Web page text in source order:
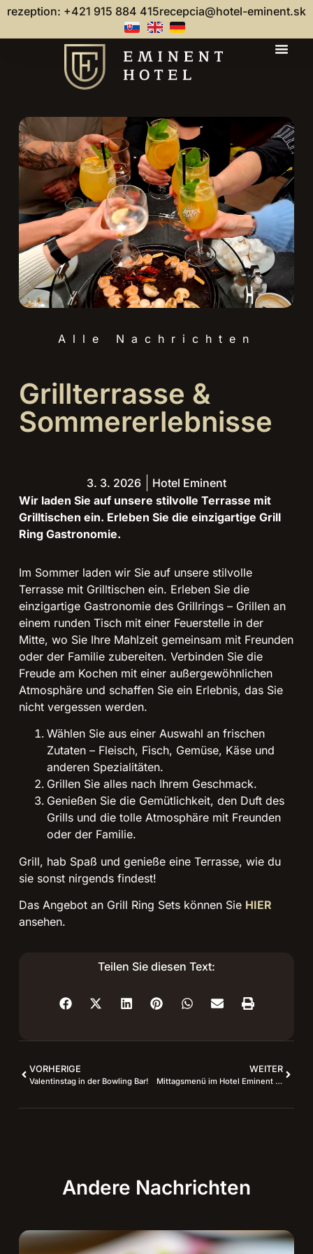
rezeption: +421 915 884 415recepcia@hotel-eminent.sk
Alle Nachrichten
Grillterrasse &
Sommererlebnisse
3. 3. 2026
Hotel Eminent
Wir laden Sie auf unsere stilvolle Terrasse mit
Grilltischen ein. Erleben Sie die einzigartige Grill
Ring Gastronomie.
Im Sommer laden wir Sie auf unsere stilvolle
Terrasse mit Grilltischen ein. Erleben Sie die
einzigartige Gastronomie des Grillrings – Grillen an
einem runden Tisch mit einer Feuerstelle in der
Mitte, wo Sie Ihre Mahlzeit gemeinsam mit Freunden
oder der Familie zubereiten. Verbinden Sie die
Freude am Kochen mit einer außergewöhnlichen
Atmosphäre und schaffen Sie ein Erlebnis, das Sie
nicht vergessen werden.
Wählen Sie aus einer Auswahl an frischen
Zutaten – Fleisch, Fisch, Gemüse, Käse und
anderen Spezialitäten.
Grillen Sie alles nach Ihrem Geschmack.
Genießen Sie die Gemütlichkeit, den Duft des
Grills und die tolle Atmosphäre mit Freunden
oder der Familie.
Grill, hab Spaß und genieße eine Terrasse, wie du
sie sonst nirgends findest!
Das Angebot an Grill Ring Sets können Sie HIER
ansehen.
Teilen Sie diesen Text:
VORHERIGE
Valentinstag in der Bowling Bar!
WEITER
Mittagsmenü im Hotel Eminent ab dem 7. April 2026
Andere Nachrichten